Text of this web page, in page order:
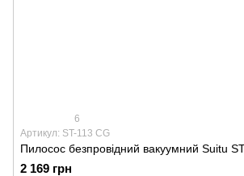
6
Артикул: ST-113 CG
Пилосос безпровідний вакуумний Suitu
2 169 грн